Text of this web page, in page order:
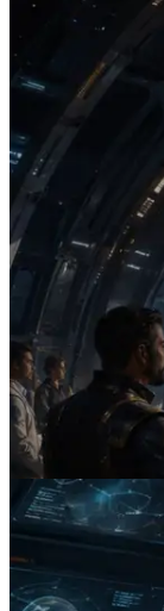
2026.07.04
ERPC
Berbasis
Membayar
On Demand
Baca artikel ini